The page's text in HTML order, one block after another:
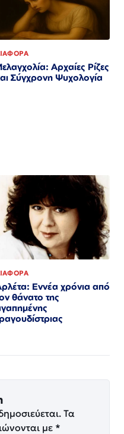
Αρχαίες Ρίζες
Σύγχρονη Ψυχολογία
Εννέα χρόνια από
θάνατο της
Τα
με *